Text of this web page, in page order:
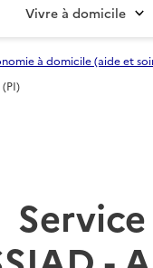
Vivre à domicile
à domicile (aide et